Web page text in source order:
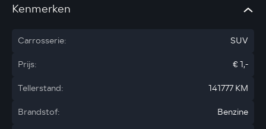
Kenmerken
Carrosserie:
SUV
Prijs:
€ 1,-
Tellerstand:
141777 KM
Brandstof:
Benzine